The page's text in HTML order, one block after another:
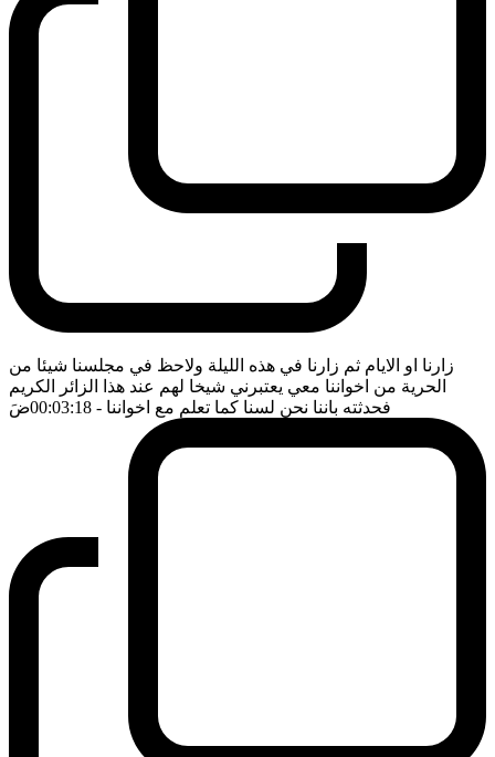
زارنا او الايام ثم زارنا في هذه الليلة ولاحظ في مجلسنا شيئا من
الحرية من اخواننا معي يعتبرني شيخا لهم عند هذا الزائر الكريم
فحدثته باننا نحن لسنا كما تعلم مع اخواننا - 00:03:18 ضَ